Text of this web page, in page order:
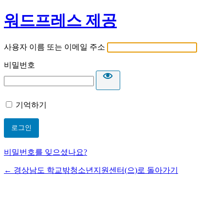
워드프레스 제공
사용자 이름 또는 이메일 주소
비밀번호
기억하기
비밀번호를 잊으셨나요?
← 경상남도 학교밖청소년지원센터(으)로 돌아가기